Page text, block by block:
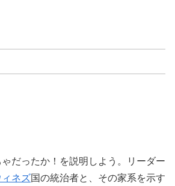
だったか！を説明しよう。リーダー
ィネズ国の統治者と、その家系を示す